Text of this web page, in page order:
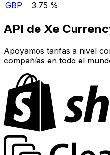
GBP
3,75 %
API de Xe
Apoyamos tarifas a nivel
compañías en todo el